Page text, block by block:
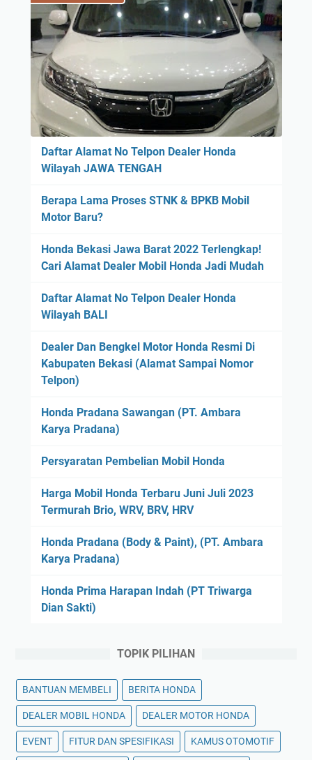
Daftar Alamat No Telpon Dealer Honda
Wilayah JAWA TENGAH
Berapa Lama Proses STNK & BPKB Mobil
Motor Baru?
Honda Bekasi Jawa Barat 2022 Terlengkap!
Cari Alamat Dealer Mobil Honda Jadi Mudah
Daftar Alamat No Telpon Dealer Honda
Wilayah BALI
Dealer Dan Bengkel Motor Honda Resmi Di
Kabupaten Bekasi (Alamat Sampai Nomor
Telpon)
Honda Pradana Sawangan (PT. Ambara
Karya Pradana)
Persyaratan Pembelian Mobil Honda
Harga Mobil Honda Terbaru Juni Juli 2023
Termurah Brio, WRV, BRV, HRV
Honda Pradana (Body & Paint), (PT. Ambara
Karya Pradana)
Honda Prima Harapan Indah (PT Triwarga
Dian Sakti)
TOPIK PILIHAN
BANTUAN MEMBELI BERITA HONDA
DEALER MOBIL HONDA DEALER MOTOR HONDA
EVENT FITUR DAN SPESIFIKASI KAMUS OTOMOTIF